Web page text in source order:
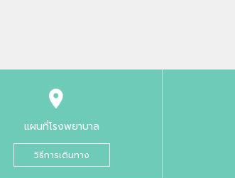
แผนที่โรงพยาบาล
วิธีการเดินทาง